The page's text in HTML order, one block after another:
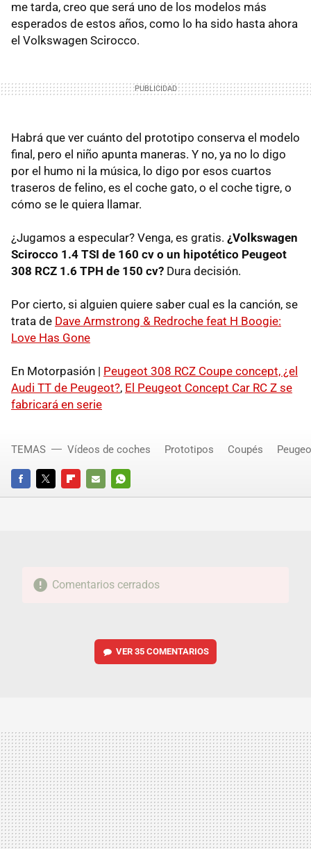
me tarda, creo que será uno de los modelos más
esperados de estos años, como lo ha sido hasta ahora
el Volkswagen Scirocco.
Habrá que ver cuánto del prototipo conserva el modelo
final, pero el niño apunta maneras. Y no, ya no lo digo
por el humo ni la música, lo digo por esos cuartos
traseros de felino, es el coche gato, o el coche tigre, o
cómo se le quiera llamar.
¿Jugamos a especular? Venga, es gratis. ¿Volkswagen
Scirocco 1.4 TSI de 160 cv o un hipotético Peugeot
308 RCZ 1.6 TPH de 150 cv? Dura decisión.
Por cierto, si alguien quiere saber cual es la canción, se
trata de Dave Armstrong & Redroche feat H Boogie:
Love Has Gone
En Motorpasión | Peugeot 308 RCZ Coupe concept, ¿el
Audi TT de Peugeot?, El Peugeot Concept Car RC Z se
fabricará en serie
FACEBOOKTWITTERFLIPBOARD
E-
WHATSAPP
TEMAS Vídeos de coches Prototipos Coupés
Comentarios cerrados
VER 35 COMENTARIOS